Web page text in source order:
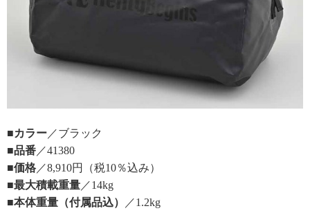
■カラー ／ブラック
■品番 ／41380
■価格 ／8,910円（税10％込み）
■最大積載重量 ／14kg
■本体重量（付属品込）
／1.2kg